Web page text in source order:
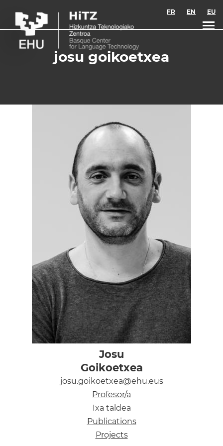
FR EN EU
josu goikoetxea
Josu
Goikoetxea
josu.goikoetxea@ehu.eus
Profesor/a
Ixa taldea
Publications
Projects